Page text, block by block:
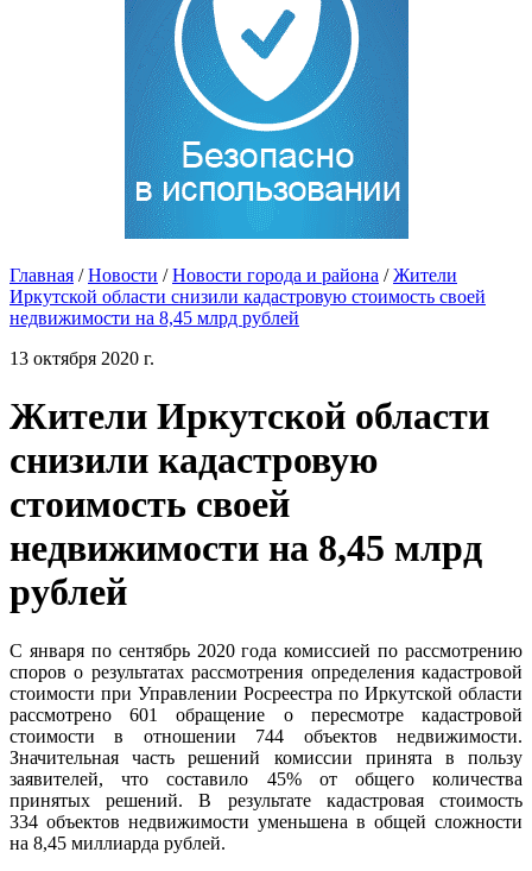
Главная / Новости / Новости города и района / Жители
Иркутской области снизили кадастровую стоимость своей
недвижимости на 8,45 млрд рублей
13 октября 2020 г.
Жители Иркутской области
снизили кадастровую
стоимость своей
недвижимости на 8,45 млрд
рублей
С января по сентябрь 2020 года комиссией по рассмотрению
споров о результатах рассмотрения определения кадастровой
стоимости при Управлении Росреестра по Иркутской области
рассмотрено 601 обращение о пересмотре кадастровой
стоимости в отношении 744 объектов недвижимости.
Значительная часть решений комиссии принята в пользу
заявителей, что составило 45% от общего количества
принятых решений. В результате кадастровая стоимость
334 объектов недвижимости уменьшена в общей сложности
на 8,45 миллиарда рублей.